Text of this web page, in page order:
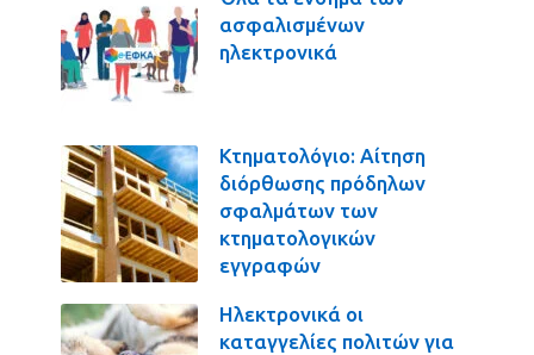
ασφαλισμένων
ηλεκτρονικά
Κτηματολόγιο: Αίτηση
διόρθωσης πρόδηλων
σφαλμάτων των
κτηματολογικών
εγγραφών
Ηλεκτρονικά οι
καταγγελίες πολιτών για